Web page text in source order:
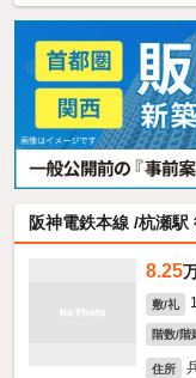
阪神電鉄本線 /杭瀬駅
8.25
敷/礼
階数/階
住所